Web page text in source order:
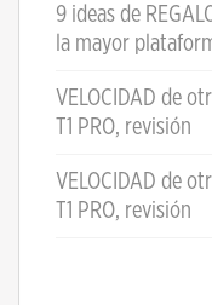
9 ideas de
la mayor
VELOCIDAD de
T1 PRO, revisión
VELOCIDAD de
T1 PRO, revisión